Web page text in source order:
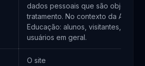
dados pessoais que são objeto de
tratamento. No contexto da
Educação: alunos, visitantes, leads
usuários em geral.
O site